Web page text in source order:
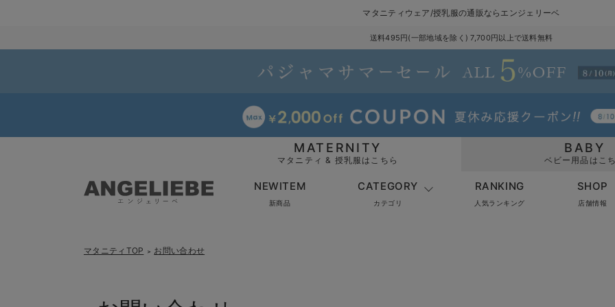
マタニティウェア/授乳服の通販ならエンジェリーベ
送料495円(一部地域を除く) 7,700円以上で送料無料
MATERNITY
マタニティ & 授乳服はこちら
BABY
ベビー用品はこ
NEWITEM
新商品
CATEGORY
カテゴリ
RANKING
人気ランキング
SHOP
店舗情報
マタニティTOP ＞ お問い合わせ